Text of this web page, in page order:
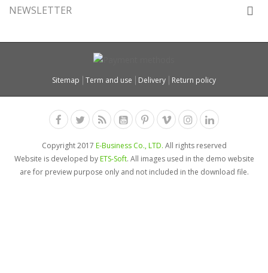
NEWSLETTER
Sitemap Term and use Delivery Return policy
Copyright 2017 E-Business Co., LTD. All rights reserved
Website is developed byETS-Soft. All images used in the demo website
are for preview purpose only and not included in the download file.